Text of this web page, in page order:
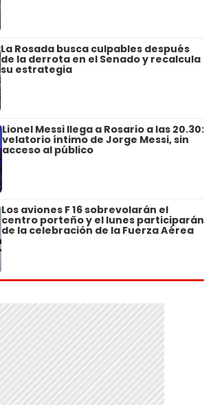
La Rosada busca culpables después
de la derrota en el Senado y recalcula
su estrategia
Lionel Messi llega a Rosario a las 20.30:
velatorio íntimo de Jorge Messi, sin
acceso al público
Los aviones F 16 sobrevolarán el
centro porteño y el lunes participarán
de la celebración de la Fuerza Aérea